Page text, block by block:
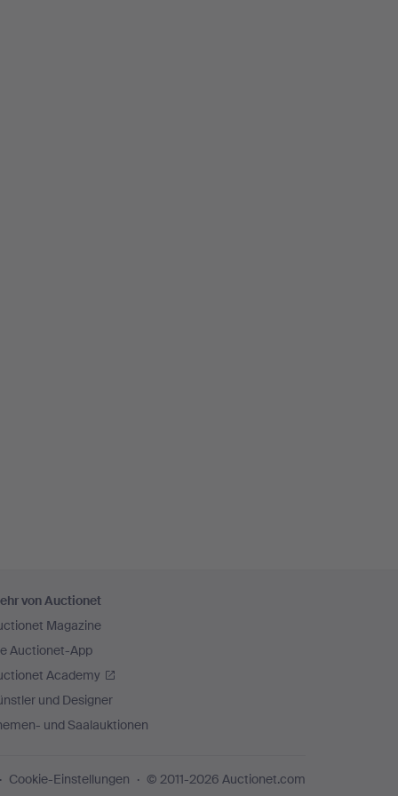
von Auctionet
Magazine
Auctionet-App
Academy
und Designer
und Saalauktionen
Cookie-Einstellungen © 2011-2026 Auctionet.com